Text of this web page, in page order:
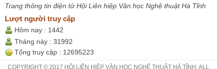
Trang thông tin điện tử Hội Liên hiệp Văn học Nghệ thuật Hà Tĩnh
Lượt người truy cập
Hôm nay : 1442
Tháng này : 31992
Tổng truy cập : 12695223
COPYRIGHT © 2017 HỘI LIÊN HIỆP VĂN HỌC NGHỆ THUẬT HÀ TĨNH. ALL